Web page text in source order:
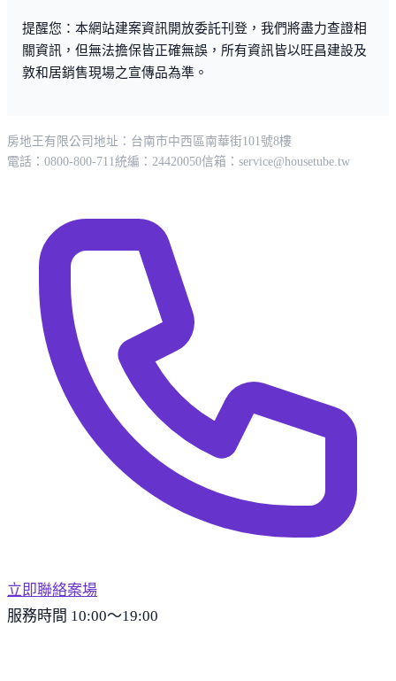
提醒您：本網站建案資訊開放委託刊登，我們將盡力查證相
關資訊，但無法擔保皆正確無誤，所有資訊皆以旺昌建設及
敦和居銷售現場之宣傳品為準。
房地王有限公司 地址：台南市中西區南華街101號8樓
電話：0800-800-711統編：24420050信箱： service@housetube.tw
立即聯絡案場
服務時間 10:00～19:00